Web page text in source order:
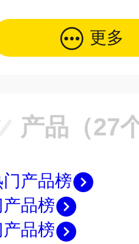
更多
产品（27
产品榜
品榜
品榜